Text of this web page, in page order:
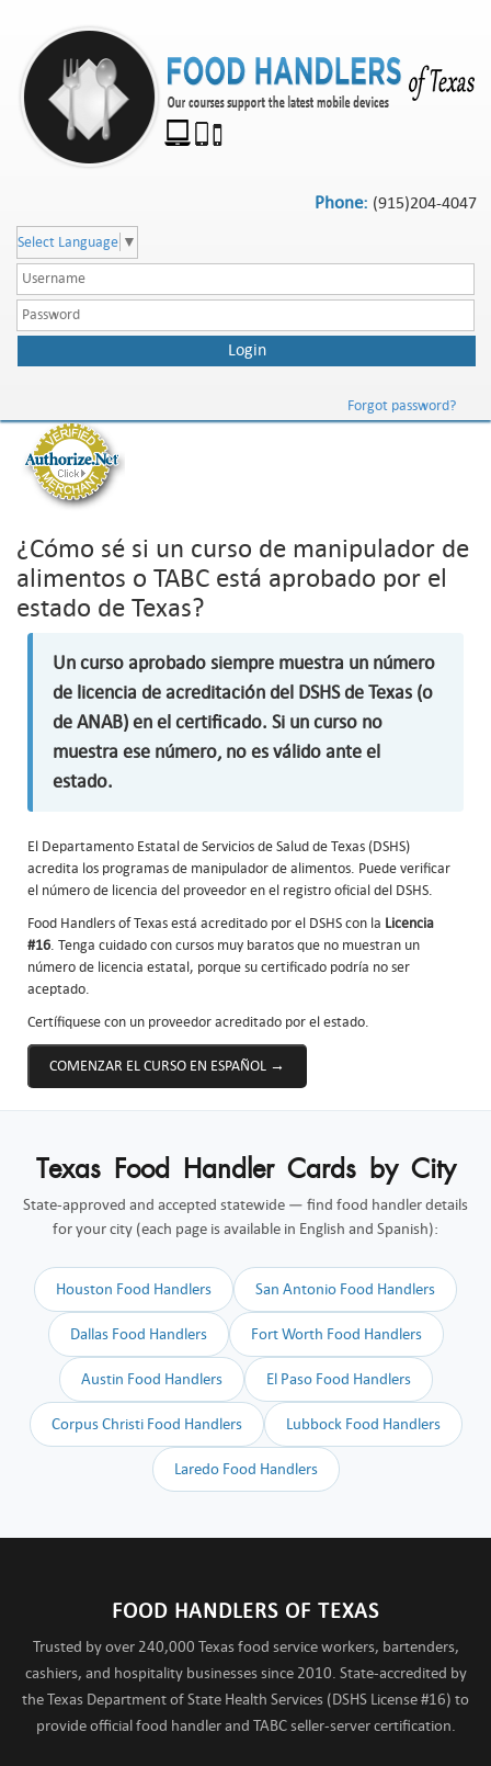
Phone: (915)204-4047
Select Language ▼
Forgot password?
¿Cómo sé si un curso de manipulador de
alimentos o TABC está aprobado por el
estado de Texas?
Un curso aprobado siempre muestra un número
de licencia de acreditación del DSHS de Texas (o
de ANAB) en el certificado. Si un curso no
muestra ese número, no es válido ante el
estado.
El Departamento Estatal de Servicios de Salud de Texas (DSHS)
acredita los programas de manipulador de alimentos. Puede verificar
el número de licencia del proveedor en el registro oficial del DSHS.
Food Handlers of Texas está acreditado por el DSHS con la Licencia
#16. Tenga cuidado con cursos muy baratos que no muestran un
número de licencia estatal, porque su certificado podría no ser
aceptado.
Certífiquese con un proveedor acreditado por el estado.
COMENZAR EL CURSO EN ESPAÑOL →
Texas Food Handler Cards by City
State-approved and accepted statewide — find food handler details
for your city (each page is available in English and Spanish):
Houston Food Handlers San Antonio Food Handlers
Dallas Food Handlers Fort Worth Food Handlers
Austin Food Handlers El Paso Food Handlers
Corpus Christi Food Handlers Lubbock Food Handlers
Laredo Food Handlers
FOOD HANDLERS OF TEXAS
Trusted by over 240,000 Texas food service workers, bartenders,
cashiers, and hospitality businesses since 2010. State-accredited by
the Texas Department of State Health Services (DSHS License #16) to
provide official food handler and TABC seller-server certification.